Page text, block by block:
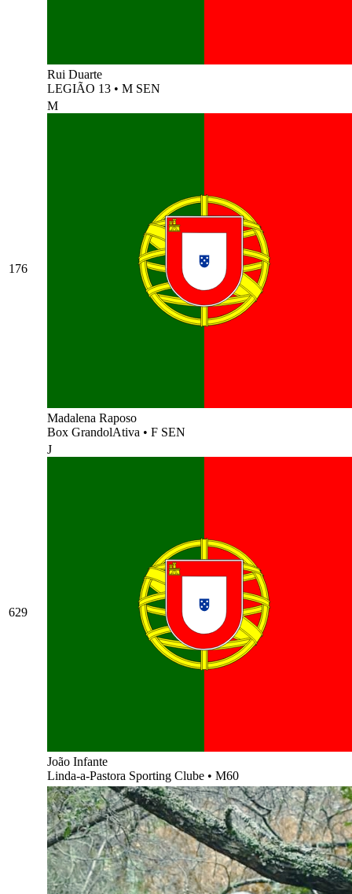
Rui Duarte
LEGIÃO 13 • M SEN
176
M
Madalena Raposo
Box GrandolAtiva • F SEN
629
J
João Infante
Linda-a-Pastora Sporting Clube • M60